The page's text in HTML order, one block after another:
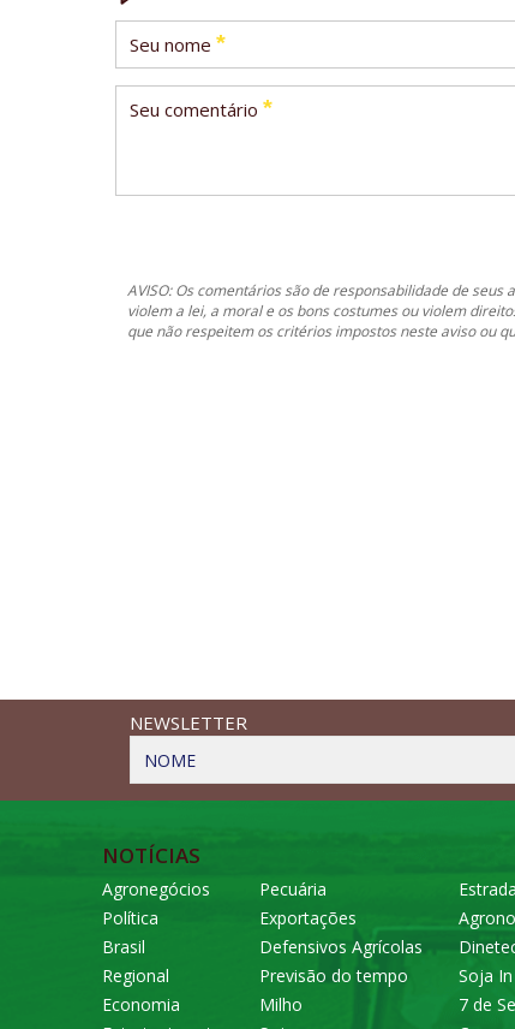
Seu nome *
Seu comentário *
AVISO: Os comentários são de responsabilidade de
violem a lei, a moral e os bons costumes ou violem
que não respeitem os critérios impostos neste aviso ou
NEWSLETTER
NOME
NOTÍCIAS
Agronegócios
Política
Brasil
Regional
Economia
Pecuária
Exportações
Defensivos Agrícolas
Previsão do tempo
Milho
Soja
7 de